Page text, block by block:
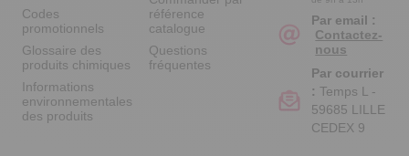
Codes
promotionnels
Glossaire des
produits chimiques
Informations
environnementales
des produits
référence
catalogue
Questions
fréquentes
Par email :
Contactez-
nous
Par courrier
: Temps L -
59685 LILLE
CEDEX 9